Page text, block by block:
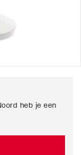
heb je een